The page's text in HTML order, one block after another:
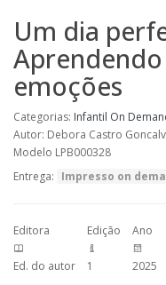
Um dia
emoções
Categorias: Infantil On
Autor: Debora Castro
Modelo LPB000328
Entrega: Impresso on
Editora
Ed. do autor
Edição
1
Ano
2025